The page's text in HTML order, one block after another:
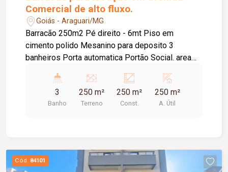
Comercial de alto fluxo.
Goiás - Araguari/MG
Barracão 250m2 Pé direito - 6mt Piso em
cimento polido Mesanino para deposito 3
banheiros Porta automatica Portão Social. area
3
Banho
250 m²
Terreno
250 m²
Const.
250 m²
A. Útil
Cód. 84101